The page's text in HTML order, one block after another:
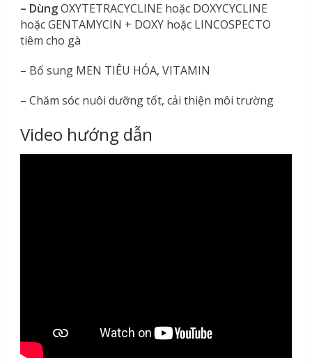
– DùngOXYTETRACYCLINE hoặc DOXYCYCLINE
hoặc GENTAMYCIN + DOXY hoặc LINCOSPECTO
tiêm cho gà
– Bổ sung MEN TIÊU HÓA, VITAMIN
– Chăm sóc nuôi dưỡng tốt, cải thiện môi trường
Video hướng dẫn